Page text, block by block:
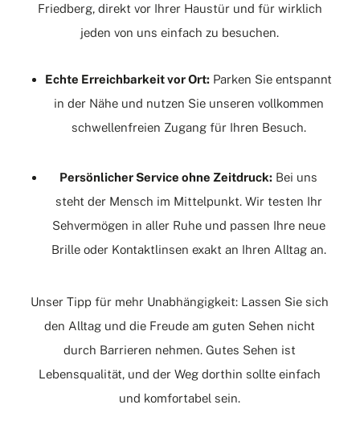
Friedberg, direkt vor Ihrer Haustür und für wirklich
jeden von uns einfach zu besuchen.
Echte Erreichbarkeit vor Ort: Parken Sie entspannt
in der Nähe und nutzen Sie unseren vollkommen
schwellenfreien Zugang für Ihren Besuch.
Persönlicher Service ohne Zeitdruck: Bei uns
steht der Mensch im Mittelpunkt. Wir testen Ihr
Sehvermögen in aller Ruhe und passen Ihre neue
Brille oder Kontaktlinsen exakt an Ihren Alltag an.
Unser Tipp für mehr Unabhängigkeit: Lassen Sie sich
den Alltag und die Freude am guten Sehen nicht
durch Barrieren nehmen. Gutes Sehen ist
Lebensqualität, und der Weg dorthin sollte einfach
und komfortabel sein.